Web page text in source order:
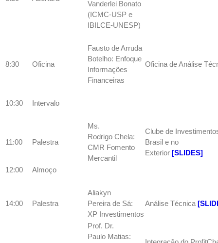
Vanderlei Bonato
(ICMC-USP e
IBILCE-UNESP)
8:30 Oficina
Fausto de Arruda
Botelho: Enfoque
Informações
Financeiras
Oficina de Análise
10:30 Intervalo
11:00 Palestra
Ms.
Rodrigo Chela:
CMR Fomento
Mercantil
Clube de
Brasil e no
Exterior [SLIDES]
12:00 Almoço
14:00 Palestra
Aliakyn
Pereira de Sá:
XP Investimentos
Análise Técnica
Prof. Dr.
Paulo Matias: